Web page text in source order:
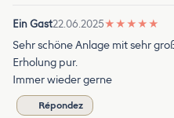
Ein Gast22.06.2025★ ★ ★ ★ ★
Sehr schöne Anlage mit sehr
Erholung pur.
Immer wieder gerne
Répondez